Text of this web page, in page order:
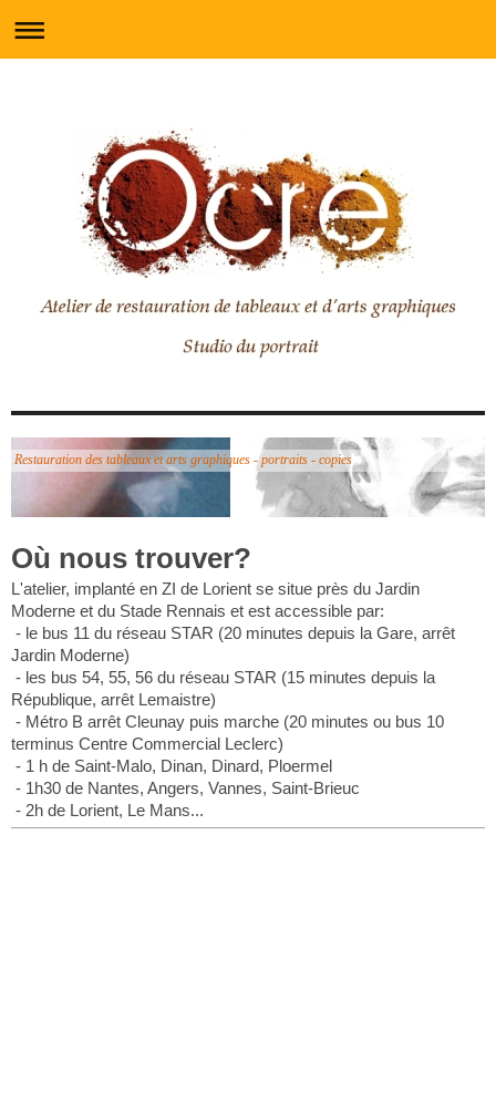
Restauration des tableaux et arts graphiques - portraits - copies
Où nous trouver?
L'atelier, implanté en ZI de Lorient se situe près du Jardin
Moderne et du Stade Rennais et est accessible par:
- le bus 11 du réseau STAR (20 minutes depuis la Gare, arrêt
Jardin Moderne)
- les bus 54, 55, 56 du réseau STAR (15 minutes depuis la
République, arrêt Lemaistre)
- Métro B arrêt Cleunay puis marche (20 minutes ou bus 10
terminus Centre Commercial Leclerc)
- 1 h de Saint-Malo, Dinan, Dinard, Ploermel
- 1h30 de Nantes, Angers, Vannes, Saint-Brieuc
- 2h de Lorient, Le Mans...